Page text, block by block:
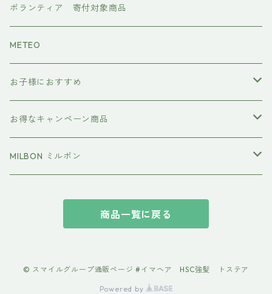
CMCケア
ワンダム
ボランティア 寄付対象商品
METEO
お子様におすすめ
イクエイブ キッズ プリンセス
お得なキャンペーン商品
おすすめセット
MILBON ミルボン
suwae（スワエ） 髪の柔軟剤
商品一覧に戻る
© スマイルグループ通販ページ #イマヘア HSC強髪 トステア
Powered by